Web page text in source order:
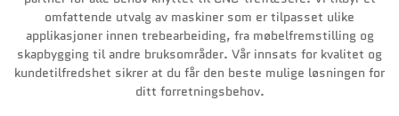
Video
omfattende utvalg av maskiner som er tilpasset ulike
applikasjoner innen trebearbeiding, fra møbelfremstilling og
skapbygging til andre bruksområder. Vår innsats for kvalitet og
kundetilfredshet sikrer at du får den beste mulige løsningen for
ditt forretningsbehov.